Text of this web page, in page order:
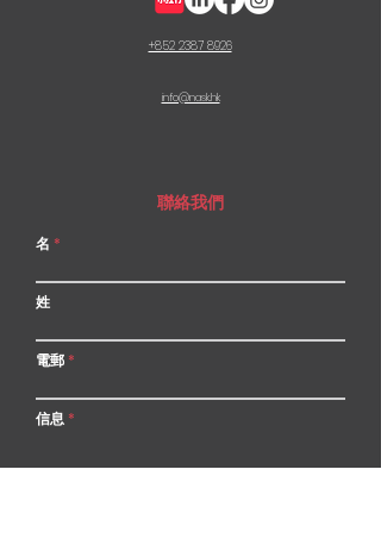
+852 2387 8926
info@nask.hk
聯絡我們
名
姓
電郵
信息